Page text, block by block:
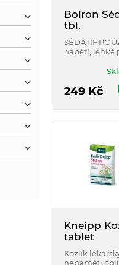
Boiron
tbl.
SÉDATIF PC
napětí, lehké
249 Kč
Kneipp
tablet
Kozlík
nepaměti